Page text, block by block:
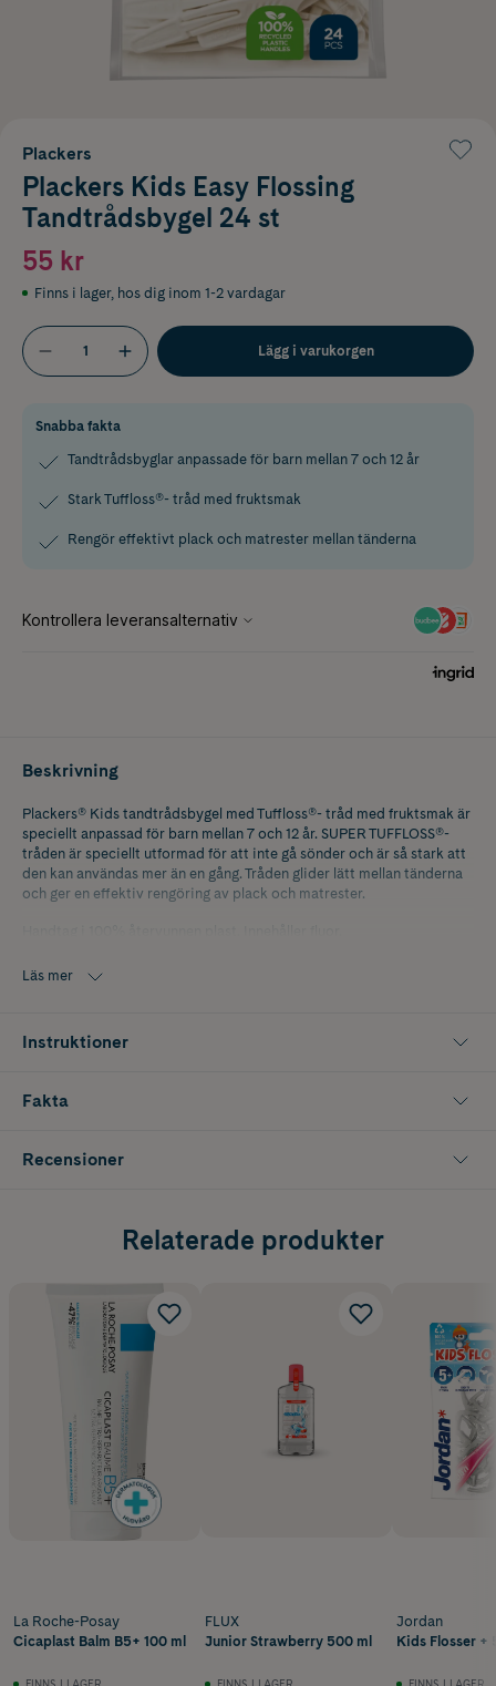
Plackers
Plackers Kids Easy Flossing
Tandtrådsbygel 24 st
55 kr
Finns i lager, hos dig inom 1-2 vardagar
Lägg i varukorgen
Snabba fakta
Tandtrådsbyglar anpassade för barn mellan 7 och 12 år
Stark Tuffloss®- tråd med fruktsmak
Rengör effektivt plack och matrester mellan tänderna
Beskrivning
Plackers® Kids tandtrådsbygel med Tuffloss®- tråd med fruktsmak är
speciellt anpassad för barn mellan 7 och 12 år. SUPER TUFFLOSS®-
tråden är speciellt utformad för att inte gå sönder och är så stark att
den kan användas mer än en gång. Tråden glider lätt mellan tänderna
och ger en effektiv rengöring av plack och matrester.
Ej lämplig för barn under 6 år. Handledning av vuxen rekommenderas
Läs mer
Instruktioner
Fakta
Recensioner
Relaterade produkter
La Roche-Posay
Cicaplast Balm B5+ 100 ml
FLUX
Junior Strawberry 500 ml
Jordan
Kids Flosser +